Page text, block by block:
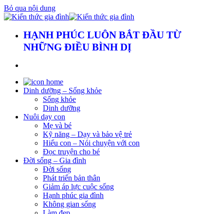
Bỏ qua nội dung
HẠNH PHÚC LUÔN BẮT ĐẦU TỪ
NHỮNG ĐIỀU BÌNH DỊ
Dinh dưỡng – Sống khỏe
Sống khỏe
Dinh dưỡng
Nuôi dạy con
Mẹ và bé
Kỹ năng – Dạy và bảo vệ trẻ
Hiểu con – Nói chuyện với con
Đọc truyện cho bé
Đời sống – Gia đình
Đời sống
Phát triển bản thân
Giảm áp lực cuộc sống
Hạnh phúc gia đình
Không gian sống